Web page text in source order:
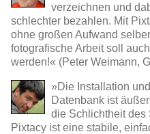
verzeichnen und
schlechter bezahlen. Mit
ohne großen Aufwand
fotografische Arbeit soll
werden!« (Peter Weimann,
»Die Installation
Datenbank ist
die Schlichtheit des
Pixtacy ist eine stabile,